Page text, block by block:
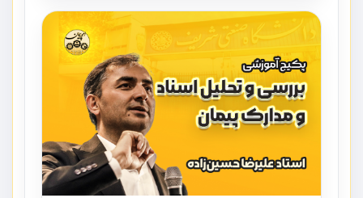
مدارک پیمان به همراه تجربیات عملی ارائه شده است.